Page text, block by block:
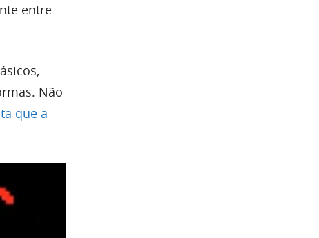
entre
Não
que a